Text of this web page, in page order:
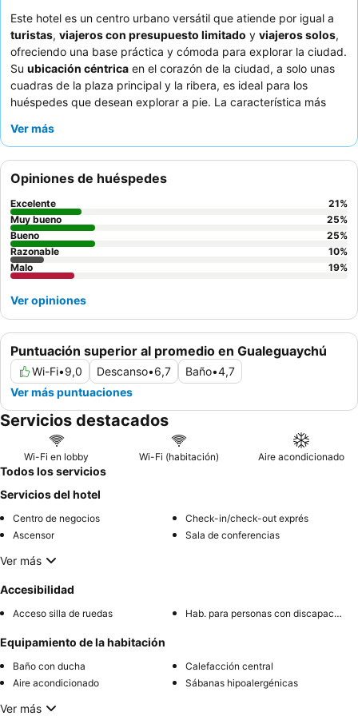
Este hotel es un centro urbano versátil que atiende por igual a
turistas, viajeros con presupuesto limitado y viajeros solos,
ofreciendo una base práctica y cómoda para explorar la ciudad.
Su ubicación céntrica en el corazón de la ciudad, a solo unas
cuadras de la plaza principal y la ribera, es ideal para los
huéspedes que desean explorar a pie. La característica más
camas cómodas
curso. Los huéspedes elogian constantemente al
recepción, atento y amable, y aprecian el desayuno gratuito,
aunque básico, que incluye café y bollería. Para una experiencia
más tranquila, los huéspedes deben solicitar una habitación que
no dé a la calle.
Ver más
Puntuación superior al promedio en Gualeguaychú
Wi-Fi•9,0 Descanso•6,7 Baño•4,7
Ver más puntuaciones
Opiniones de huéspedes
Excelente 21%
Muy bueno
25%
Bueno
25%
Razonable
10%
Malo
19%
Ver opiniones
Servicios destacados
Wi-Fi en lobby Wi-Fi (habitación) Aire acondicionado
Todos los servicios
Servicios del hotel
Centro de negocios
Check-in/check-out exprés
Ascensor
Sala de conferencias
Ver más
Accesibilidad
Acceso silla de ruedas Hab. para personas con discapacidad
Equipamiento de la habitación
Baño con ducha
Calefacción central
Aire acondicionado
Sábanas hipoalergénicas
Ver más